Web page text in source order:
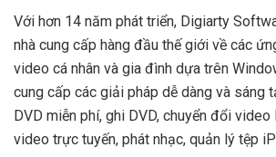
Với hơn 14 năm phát triển, Digiarty
nhà cung cấp hàng đầu thế giới về các
video cá nhân và gia đình dựa trên
cung cấp các giải pháp dễ dàng và sáng
DVD miễn phí, ghi DVD, chuyển đổi
video trực tuyến, phát nhạc, quản lý tệp